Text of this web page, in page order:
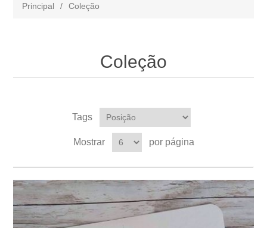
Principal / Coleção
Coleção
Tags
Mostrar por página